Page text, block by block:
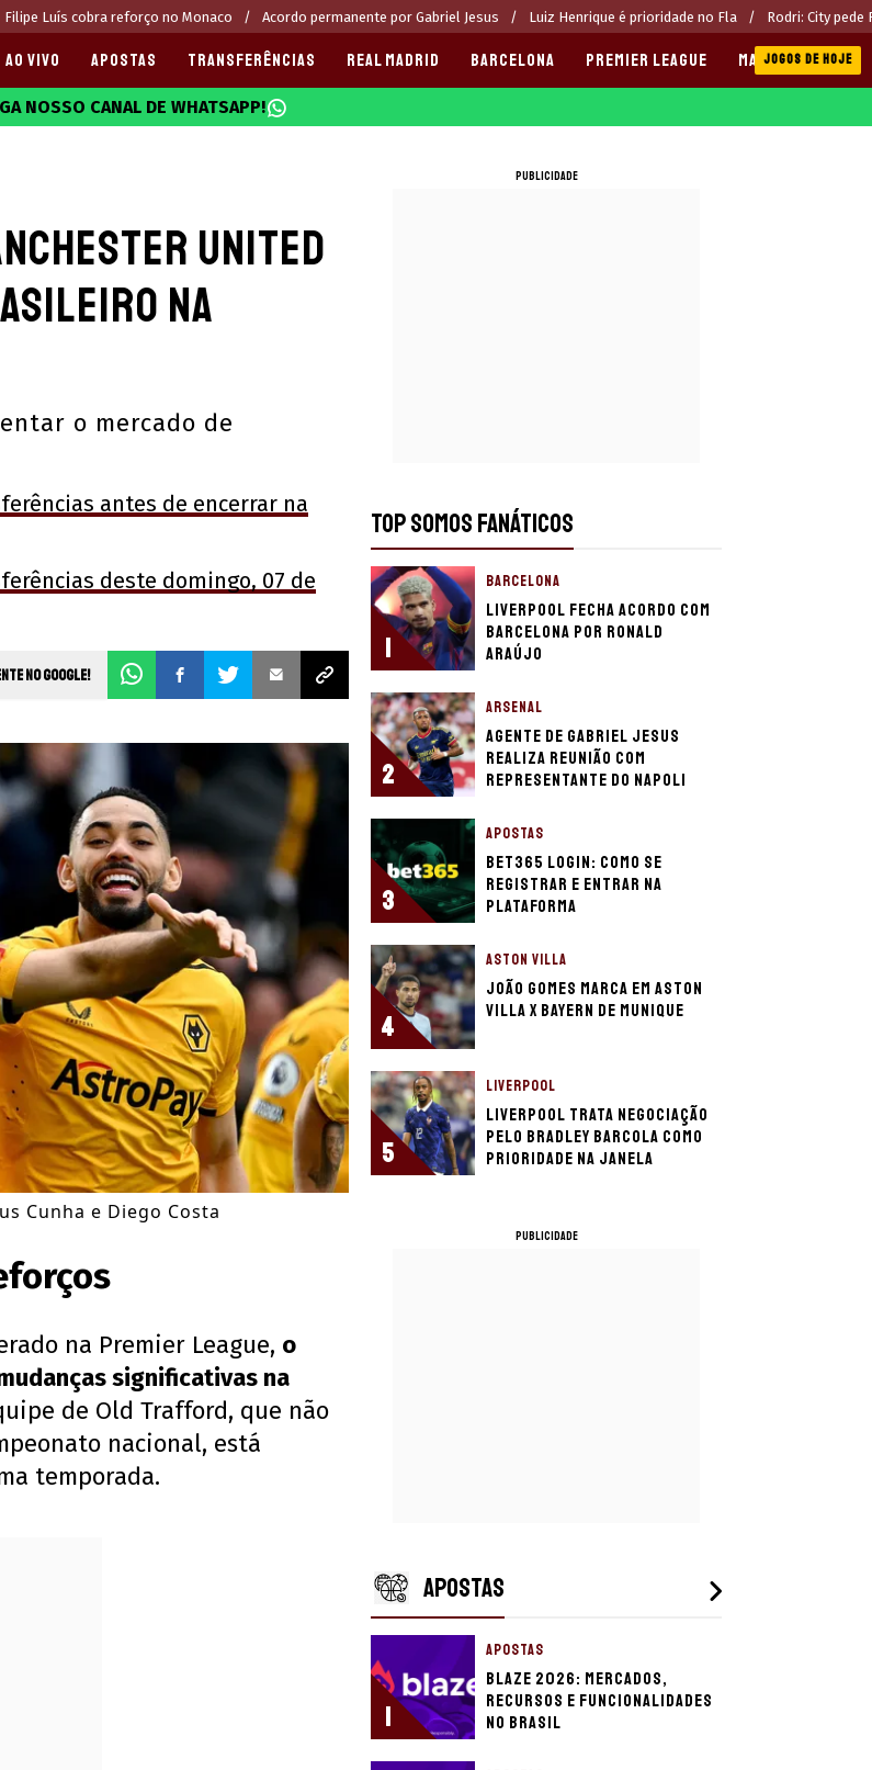
Filipe Luís cobra reforço no Monaco Acordo permanente por Gabriel Jesus Luiz Henrique é prioridade no Fla Rodri: City pede
AO VIVO APOSTAS TRANSFERÊNCIAS REAL MADRID BARCELONA PREMIER LEAGUE MANCHESTER CITY
JOGOS DE HOJE
NOSSO CANAL DE WHATSAPP!
United
na
o mercado de
antes de encerrar na
deste domingo, 07 de
no Google!
Cunha e Diego Costa
na Premier League, o
significativas na
de Old Trafford, que não
nacional, está
temporada.
PUBLICIDADE
TOP SOMOS FANÁTICOS
1
BARCELONA
Liverpool fecha acordo com
Barcelona por Ronald
Araújo
2
ARSENAL
Agente de Gabriel Jesus
realiza reunião com
representante do Napoli
3
APOSTAS
bet365 login: como se
registrar e entrar na
plataforma
4
ASTON VILLA
João Gomes marca em Aston
Villa x Bayern de Munique
5
LIVERPOOL
Liverpool trata negociação
pelo Bradley Barcola como
prioridade na janela
PUBLICIDADE
APOSTAS
1
APOSTAS
Blaze 2026: mercados,
recursos e funcionalidades
no Brasil